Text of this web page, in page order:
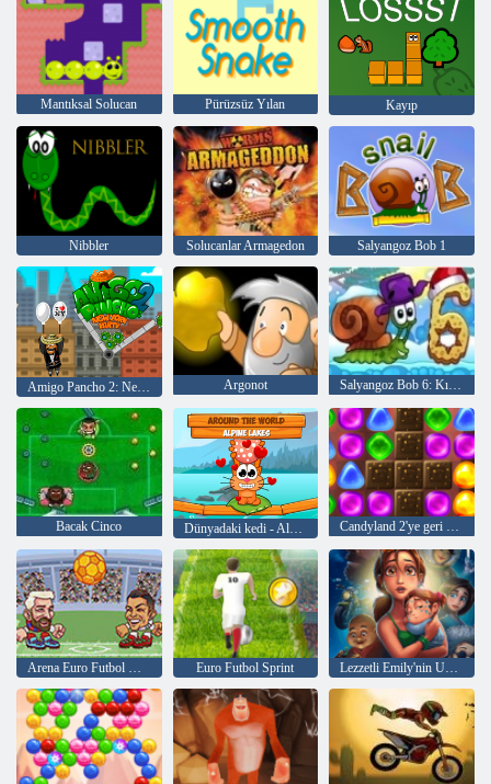
Mantıksal Solucan Pürüzsüz Yılan Kayıp
Nibbler Solucanlar Armagedon Salyangoz Bob 1
Argonot Salyangoz Bob 6: Kış Hikayesi
Bacak Cinco Dünyadaki kedi - Alpine Lakes Candyland 2'ye geri dön
Arena Euro Futbol Heads Euro Futbol Sprint Lezzetli Emily'nin Umutlar ve Korkular